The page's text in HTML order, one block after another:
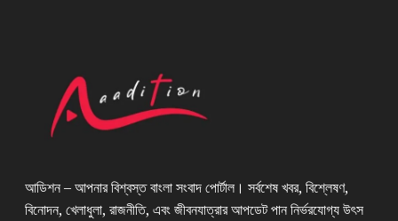
আডিশন – আপনার বিশ্বস্ত বাংলা সংবাদ পোর্টাল। সর্বশেষ খবর, বিশ্লেষণ,
বিনোদন, খেলাধুলা, রাজনীতি, এবং জীবনযাত্রার আপডেট পান নির্ভরযোগ্য উৎস